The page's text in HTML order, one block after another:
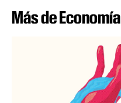
Más de Economía